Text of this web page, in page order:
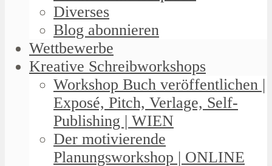
Diverses
Blog abonnieren
Wettbewerbe
Kreative Schreibworkshops
Workshop Buch veröffentlichen |
Exposé, Pitch, Verlage, Self-
Publishing | WIEN
Der motivierende
Planungsworkshop | ONLINE